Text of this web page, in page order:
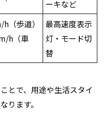
ーキなど
（歩道）
h（車
最高速度表示
灯・モード切
替
とで、用途や生活スタイ
ります。